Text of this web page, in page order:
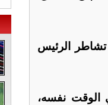
إنها تشاطر الرئيس
الوقت نفسه،